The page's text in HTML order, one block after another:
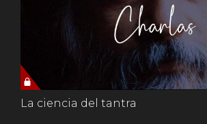
La ciencia del tantra